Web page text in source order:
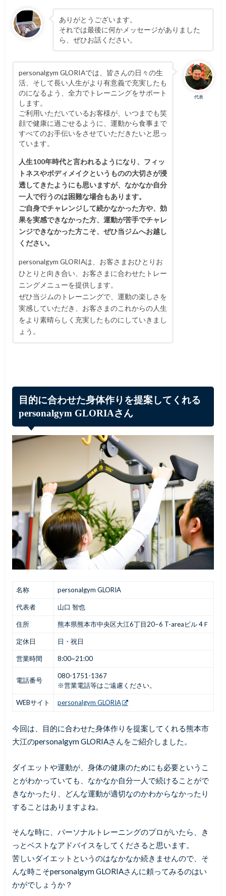
ありがとうございます。
それでは最後に何かメッセージがありました
ら、ぜひお話ください。
代表
personalgym GLORIAでは、皆さんの日々の生
活、そして長い人生がより有意義で充実したも
のになるよう、全力でトレーニングをサポート
します。
ご利用いただいているお客様が、いつまでも笑
顔で健康に過ごせるように、運動から食事まで
すべてのお手伝いをさせていただきたいと思っ
ています。
人生100年時代と言われるようになり、フィッ
トネスやボディメイクというものの大切さが浸
透してきたようにも思いますが、なかなか自分
一人で行うのは困難な場合もあります。
ご自身でチャレンジして続かなかった方や、効
果を実感できなかった方、運動が苦手でチャレ
ンジできなかった方こそ、ぜひ当ジムへお越し
ください。
personalgym GLORIAは、お客さまおひとりお
ひとりと向き合い、お客さまに合わせたトレー
ニングメニューを提供します。
ぜひ当ジムのトレーニングで、運動の楽しさを
実感していただき、お客さまのこれからの人生
をより素晴らしく充実したものにしていきまし
ょう。
目的に合わせた身体作りを提案してくれる
personalgym GLORIAさん
名称 personalgym GLORIA
代表者 山口 智也
住所 熊本県熊本市中央区大江6丁目20−6 T-areaビル 4Ｆ
定休日 日・祝日
営業時間 8:00~21:00
電話番号
080-1751-1367
※営業電話等はご遠慮ください。
WEBサイト personalgym GLORIA
今回は、目的に合わせた身体作りを提案してくれる熊本市
大江のpersonalgym GLORIAさんをご紹介しました。
ダイエットや運動が、身体の健康のためにも必要というこ
とがわかっていても、なかなか自分一人で続けることがで
きなかったり、どんな運動が適切なのかわからなかったり
することはありますよね。
そんな時に、パーソナルトレーニングのプロがいたら、き
っとベストなアドバイスをしてくださると思います。
苦しいダイエットというのはなかなか続きませんので、そ
んな時こそpersonalgym GLORIAさんに頼ってみるのはい
かがでしょうか？